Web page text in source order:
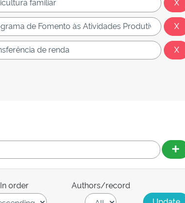
In order Authors/record